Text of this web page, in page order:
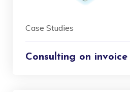
Case Studies
Consulting on